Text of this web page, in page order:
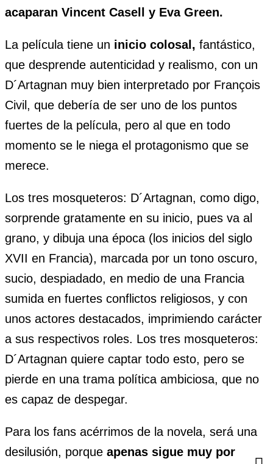
acaparan Vincent Casell y Eva Green.
La película tiene un inicio colosal, fantástico,
que desprende autenticidad y realismo, con un
D´Artagnan muy bien interpretado por François
Civil, que debería de ser uno de los puntos
fuertes de la película, pero al que en todo
momento se le niega el protagonismo que se
merece.
Los tres mosqueteros: D´Artagnan, como digo,
sorprende gratamente en su inicio, pues va al
grano, y dibuja una época (los inicios del siglo
XVII en Francia), marcada por un tono oscuro,
sucio, despiadado, en medio de una Francia
sumida en fuertes conflictos religiosos, y con
unos actores destacados, imprimiendo carácter
a sus respectivos roles. Los tres mosqueteros:
D´Artagnan quiere captar todo esto, pero se
pierde en una trama política ambiciosa, que no
es capaz de despegar.
Para los fans acérrimos de la novela, será una
desilusión, porque apenas sigue muy por